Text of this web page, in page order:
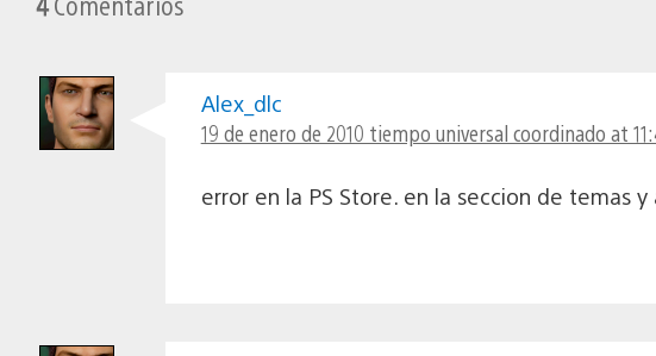
Alex_dlc
19 de enero de 2010 tiempo universal coordinado at
error en la PS Store. en la seccion de temas